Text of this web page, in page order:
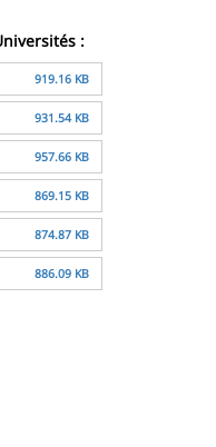
:
919.16 KB
931.54 KB
957.66 KB
869.15 KB
874.87 KB
886.09 KB